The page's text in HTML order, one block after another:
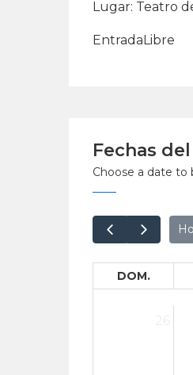
Lugar: Teatro
EntradaLibre
Fechas
Choose a date
DOM.